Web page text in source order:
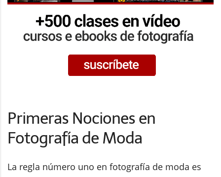
Primeras Nociones en
Fotografía de Moda
La regla número uno en fotografía de moda es